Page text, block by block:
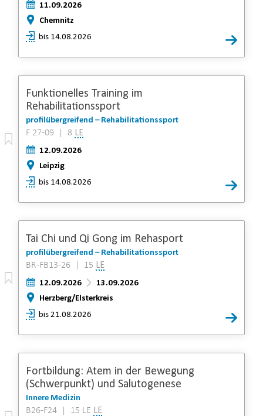
11.09.2026
Chemnitz
bis 14.08.2026
Funktionelles Training im
Rehabilitationssport
profilübergreifend – Rehabilitationssport
F 27-09 | 8 LE
12.09.2026
Leipzig
bis 14.08.2026
Tai Chi und Qi Gong im Rehasport
profilübergreifend – Rehabilitationssport
BR-FB13-26 | 15 LE
12.09.2026
13.09.2026
Herzberg/Elsterkreis
bis 21.08.2026
Fortbildung: Atem in der Bewegung
(Schwerpunkt) und Salutogenese
Innere Medizin
B26-F24 | 15 LE LE